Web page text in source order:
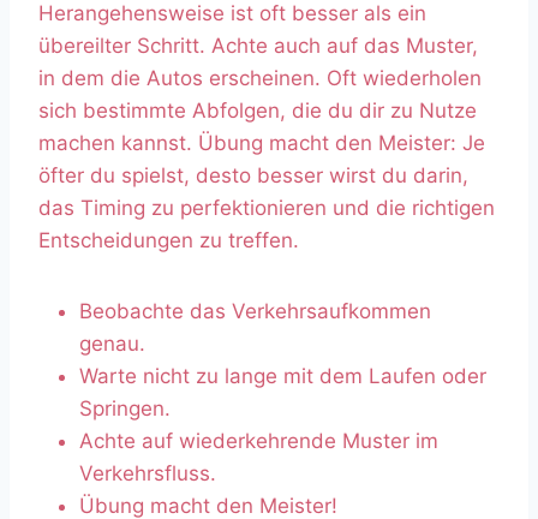
Herangehensweise ist oft besser als ein
übereilter Schritt. Achte auch auf das Muster,
in dem die Autos erscheinen. Oft wiederholen
sich bestimmte Abfolgen, die du dir zu Nutze
machen kannst. Übung macht den Meister: Je
öfter du spielst, desto besser wirst du darin,
das Timing zu perfektionieren und die richtigen
Entscheidungen zu treffen.
Beobachte das Verkehrsaufkommen
genau.
Warte nicht zu lange mit dem Laufen oder
Springen.
Achte auf wiederkehrende Muster im
Verkehrsfluss.
Übung macht den Meister!